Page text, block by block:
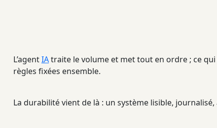
L’agentIAtraite le volume et met tout en ordre ; ce
règles fixées ensemble.
La durabilité vient de là : un système lisible, journalisé